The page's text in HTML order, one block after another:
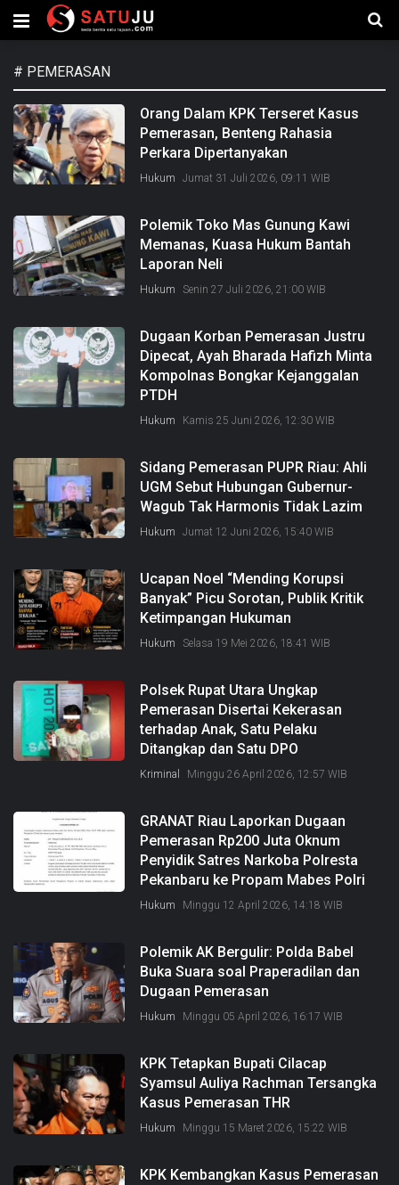
# PEMERASAN
Orang Dalam KPK Terseret Kasus
Pemerasan, Benteng Rahasia
Perkara Dipertanyakan
Hukum Jumat 31 Juli 2026, 09:11 WIB
Polemik Toko Mas Gunung Kawi
Memanas, Kuasa Hukum Bantah
Laporan Neli
Hukum Senin 27 Juli 2026, 21:00 WIB
Dugaan Korban Pemerasan Justru
Dipecat, Ayah Bharada Hafizh Minta
Kompolnas Bongkar Kejanggalan
PTDH
Hukum Kamis 25 Juni 2026, 12:30 WIB
Sidang Pemerasan PUPR Riau: Ahli
UGM Sebut Hubungan Gubernur-
Wagub Tak Harmonis Tidak Lazim
Hukum Jumat 12 Juni 2026, 15:40 WIB
Ucapan Noel “Mending Korupsi
Banyak” Picu Sorotan, Publik Kritik
Ketimpangan Hukuman
Hukum Selasa 19 Mei 2026, 18:41 WIB
Polsek Rupat Utara Ungkap
Pemerasan Disertai Kekerasan
terhadap Anak, Satu Pelaku
Ditangkap dan Satu DPO
Kriminal Minggu 26 April 2026, 12:57 WIB
GRANAT Riau Laporkan Dugaan
Pemerasan Rp200 Juta Oknum
Penyidik Satres Narkoba Polresta
Pekanbaru ke Propam Mabes Polri
Hukum Minggu 12 April 2026, 14:18 WIB
Polemik AK Bergulir: Polda Babel
Buka Suara soal Praperadilan dan
Dugaan Pemerasan
Hukum Minggu 05 April 2026, 16:17 WIB
KPK Tetapkan Bupati Cilacap
Syamsul Auliya Rachman Tersangka
Kasus Pemerasan THR
Hukum Minggu 15 Maret 2026, 15:22 WIB
KPK Kembangkan Kasus Pemerasan